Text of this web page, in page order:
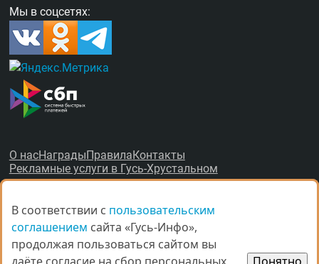
Мы в соцсетях:
О насНаградыПравилаКонтакты
Рекламные услуги в Гусь-Хрустальном
© Все права защищены.
В соответствии с пользовательским
соглашением сайта «Гусь-Инфо»,
продолжая пользоваться сайтом вы
В соответствии с пользовательским
соглашением сайта «Гусь-Инфо»,
продолжая пользоваться сайтом вы